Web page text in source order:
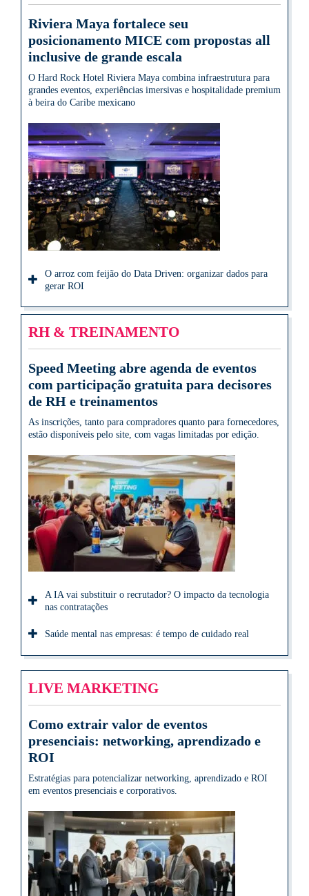
Riviera Maya fortalece seu
posicionamento MICE com propostas all
inclusive de grande escala
O Hard Rock Hotel Riviera Maya combina infraestrutura para
grandes eventos, experiências imersivas e hospitalidade premium
à beira do Caribe mexicano
O arroz com feijão do Data Driven: organizar dados para
gerar ROI
RH & TREINAMENTO
Speed Meeting abre agenda de eventos
com participação gratuita para decisores
de RH e treinamentos
As inscrições, tanto para compradores quanto para fornecedores,
estão disponíveis pelo site, com vagas limitadas por edição.
A IA vai substituir o recrutador? O impacto da tecnologia
nas contratações
Saúde mental nas empresas: é tempo de cuidado real
LIVE MARKETING
Como extrair valor de eventos
presenciais: networking, aprendizado e
ROI
Estratégias para potencializar networking, aprendizado e ROI
em eventos presenciais e corporativos.